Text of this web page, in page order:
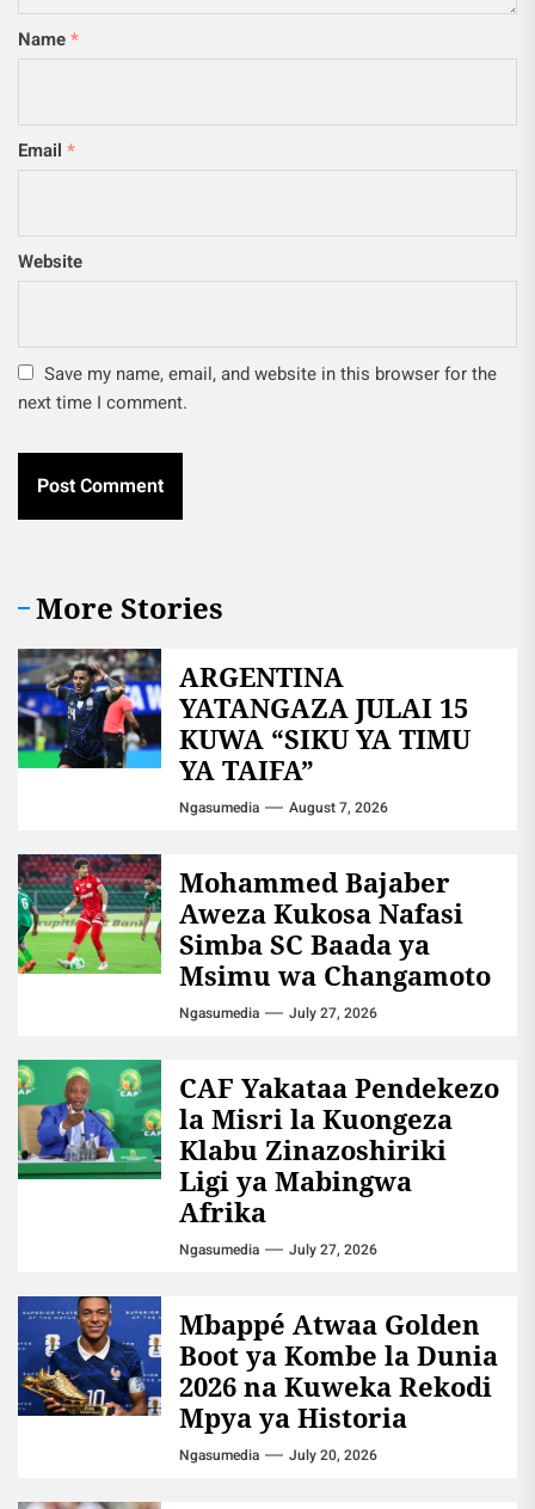
Name*
Email *
Website
Save my name, email, and website in this browser for the
next time I comment.
More Stories
ARGENTINA
YATANGAZA JULAI 15
KUWA “SIKU YA TIMU
YA TAIFA”
Ngasumedia August 7, 2026
Mohammed Bajaber
Aweza Kukosa Nafasi
Simba SC Baada ya
Msimu wa Changamoto
Ngasumedia July 27, 2026
CAF Yakataa Pendekezo
la Misri la Kuongeza
Klabu Zinazoshiriki
Ligi ya Mabingwa
Afrika
Ngasumedia July 27, 2026
Mbappé Atwaa Golden
Boot ya Kombe la Dunia
2026 na Kuweka Rekodi
Mpya ya Historia
Ngasumedia July 20, 2026